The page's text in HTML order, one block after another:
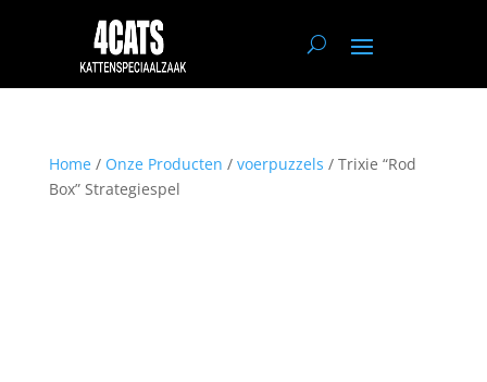
Home/ Onze Producten / voerpuzzels / Trixie “Rod
Box” Strategiespel